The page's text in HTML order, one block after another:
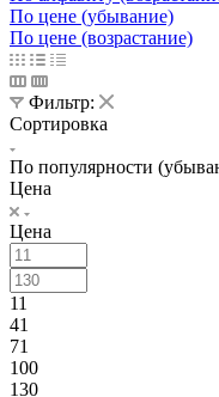
По цене (убывание)
По цене (возрастание)
Фильтр:
Сортировка
По популярности
Цена
Цена
11
41
71
100
130